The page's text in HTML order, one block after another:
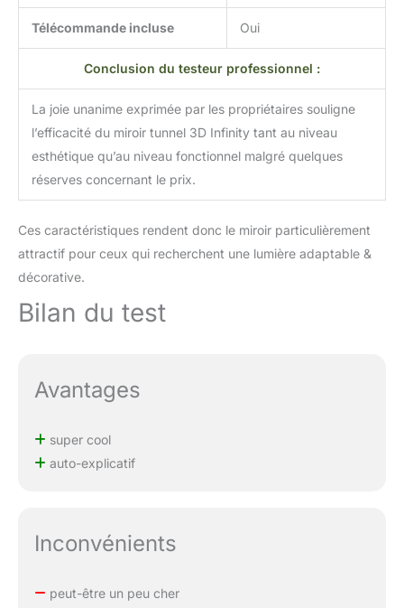
Télécommande incluse Oui
Conclusion du testeur professionnel :
La joie unanime exprimée par les propriétaires souligne
l’efficacité du miroir tunnel 3D Infinity tant au niveau
esthétique qu’au niveau fonctionnel malgré quelques
réserves concernant le prix.
Ces caractéristiques rendent donc le miroir particulièrement
attractif pour ceux qui recherchent une lumière adaptable &
décorative.
Bilan du test
Avantages
super cool
auto-explicatif
Inconvénients
peut-être un peu cher